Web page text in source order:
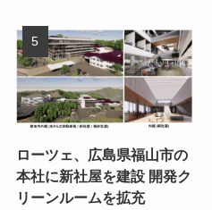
ローツェ、広島県福山市の
本社に新社屋を建設 開発ク
リーンルームを拡充